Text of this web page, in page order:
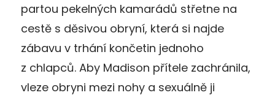
partou pekelných kamarádů střetne na
cestě s děsivou obryní, která si najde
zábavu v trhání končetin jednoho
z chlapců. Aby Madison přítele zachránila,
vleze obryni mezi nohy a sexuálně ji